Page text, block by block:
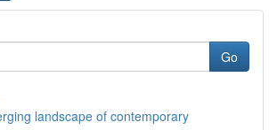
Go
landscape of contemporary